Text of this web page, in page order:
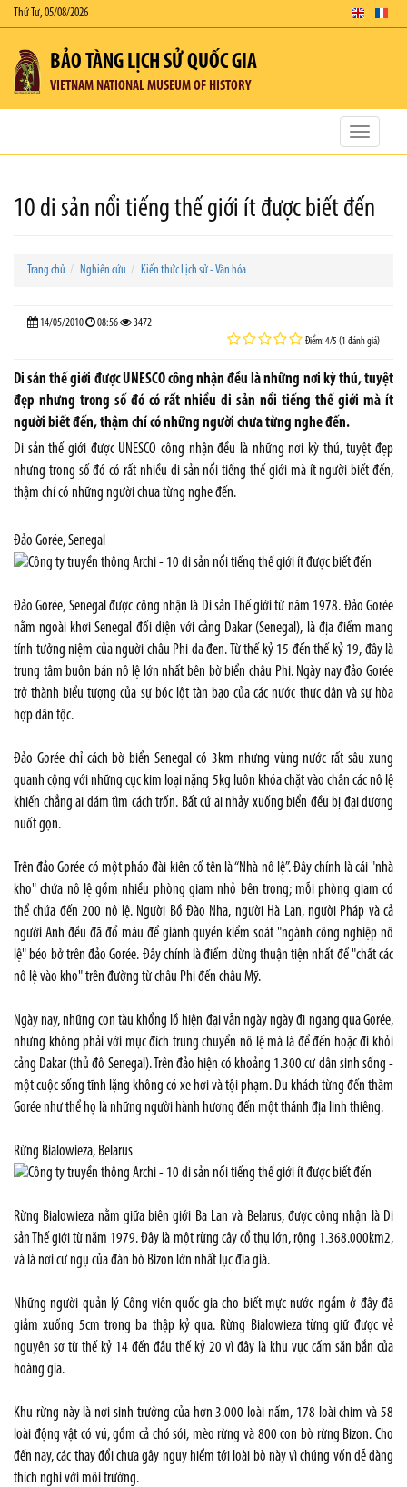
Thứ Tư, 05/08/2026
BẢO TÀNG LỊCH SỬ QUỐC GIA
VIETNAM NATIONAL MUSEUM OF HISTORY
Toggle
10 di sản nổi tiếng thế giới ít được biết đến
Trang chủ Nghiên cứu Kiến thức Lịch sử - Văn hóa
14/05/2010 08:56 3472
Điểm: 4/5 (1 đánh giá)
Di sản thế giới được UNESCO công nhận đều là những nơi kỳ thú, tuyệt
đẹp nhưng trong số đó có rất nhiều di sản nổi tiếng thế giới mà ít
người biết đến, thậm chí có những người chưa từng nghe đến.
Di sản thế giới được UNESCO công nhận đều là những nơi kỳ thú, tuyệt đẹp
nhưng trong số đó có rất nhiều di sản nổi tiếng thế giới mà ít người biết đến,
thậm chí có những người chưa từng nghe đến.
Đảo Gorée, Senegal
Đảo Gorée, Senegal được công nhận là Di sản Thế giới từ năm 1978. Đảo Gorée
nằm ngoài khơi Senegal đối diện với cảng Dakar (Senegal), là địa điểm mang
tính tưởng niệm của người châu Phi da đen. Từ thế kỷ 15 đến thế kỷ 19, đây là
trung tâm buôn bán nô lệ lớn nhất bên bờ biển châu Phi. Ngày nay đảo Gorée
trở thành biểu tượng của sự bóc lột tàn bạo của các nước thực dân và sự hòa
hợp dân tộc.
Đảo Gorée chỉ cách bờ biển Senegal có 3km nhưng vùng nước rất sâu xung
quanh cộng với những cục kim loại nặng 5kg luôn khóa chặt vào chân các nô lệ
khiến chẳng ai dám tìm cách trốn. Bất cứ ai nhảy xuống biển đều bị đại dương
nuốt gọn.
Trên đảo Gorée có một pháo đài kiên cố tên là “Nhà nô lệ”. Đây chính là cái "nhà
kho" chứa nô lệ gồm nhiều phòng giam nhỏ bên trong; mỗi phòng giam có
thể chứa đến 200 nô lệ. Người Bồ Đào Nha, người Hà Lan, người Pháp và cả
người Anh đều đã đổ máu để giành quyền kiểm soát "ngành công nghiệp nô
lệ" béo bở trên đảo Gorée. Đây chính là điểm dừng thuận tiện nhất để "chất các
nô lệ vào kho" trên đường từ châu Phi đến châu Mỹ.
Ngày nay, những con tàu khổng lồ hiện đại vẫn ngày ngày đi ngang qua Gorée,
nhưng không phải với mục đích trung chuyển nô lệ mà là để đến hoặc đi khỏi
cảng Dakar (thủ đô Senegal). Trên đảo hiện có khoảng 1.300 cư dân sinh sống -
một cuộc sống tĩnh lặng không có xe hơi và tội phạm. Du khách từng đến thăm
Gorée như thể họ là những người hành hương đến một thánh địa linh thiêng.
Rừng Bialowieza, Belarus
Rừng Bialowieza nằm giữa biên giới Ba Lan và Belarus, được công nhận là Di
sản Thế giới từ năm 1979. Đây là một rừng cây cổ thụ lớn, rộng 1.368.000km2,
và là nơi cư ngụ của đàn bò Bizon lớn nhất lục địa già.
Những người quản lý Công viên quốc gia cho biết mực nước ngầm ở đây đã
giảm xuống 5cm trong ba thập kỷ qua. Rừng Bialowieza từng giữ được vẻ
nguyên sơ từ thế kỷ 14 đến đầu thế kỷ 20 vì đây là khu vực cấm săn bắn của
hoàng gia.
Khu rừng này là nơi sinh trưởng của hơn 3.000 loài nấm, 178 loài chim và 58
loài động vật có vú, gồm cả chó sói, mèo rừng và 800 con bò rừng Bizon. Cho
đến nay, các thay đổi chưa gây nguy hiểm tới loài bò này vì chúng vốn dễ dàng
thích nghi với môi trường.